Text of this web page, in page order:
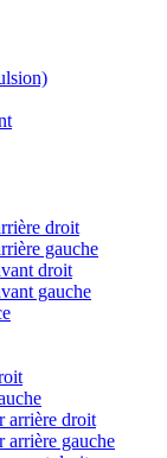
droit
gauche
droit
gauche
arrière droit
arrière gauche